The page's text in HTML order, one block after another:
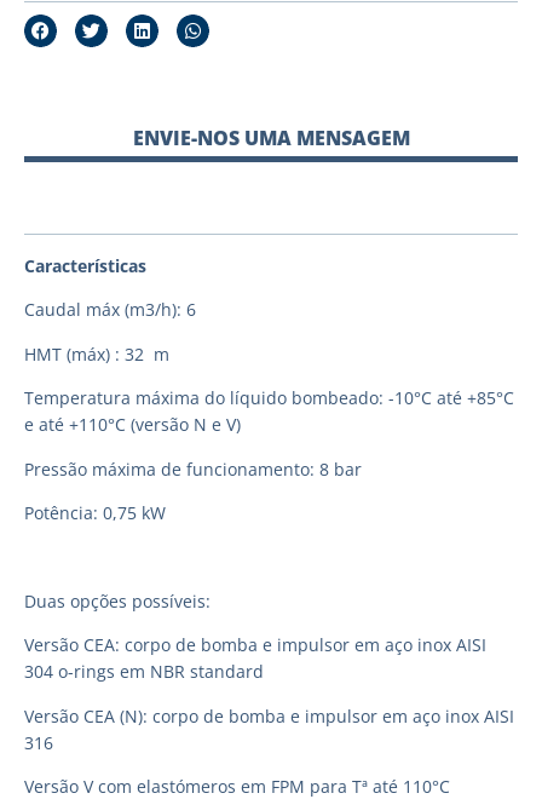
ENVIE-NOS UMA MENSAGEM
Características
Caudal máx (m3/h): 6
HMT (máx) : 32 m
Temperatura máxima do líquido bombeado: -10°C até +85°C
e até +110°C (versão N e V)
Pressão máxima de funcionamento: 8 bar
Potência: 0,75 kW
Duas opções possíveis:
Versão CEA: corpo de bomba e impulsor em aço inox AISI
304 o-rings em NBR standard
Versão CEA (N): corpo de bomba e impulsor em aço inox AISI
316
Versão V com elastómeros em FPM para Tª até 110°C